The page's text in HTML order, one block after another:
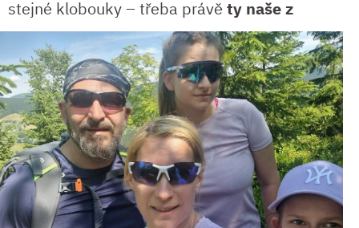
stejné klobouky – třeba právě ty naše z